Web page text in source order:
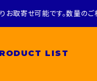
取寄せ可能です。数量のご
LIST